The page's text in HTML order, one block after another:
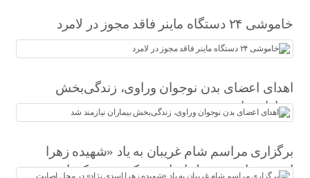
خاموشی ۲۴ دستگاه ماینر فاقد مجوز در لامرد
اهدای اعضای بدن نوجوان وراوی، زندگی‌بخش
بیماران نیازمند شد
برگزاری مراسم شام غریبان به یاد «شهیده زهرا
اسدی نژاد» در محل اصابت ترکش موشک‌های